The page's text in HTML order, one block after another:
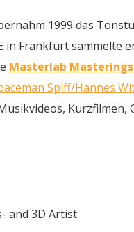
1999 das
in Frankfurt sammelte
Masterlab
Spiff/Hannes
Kurzfilmen,
and 3D Artist